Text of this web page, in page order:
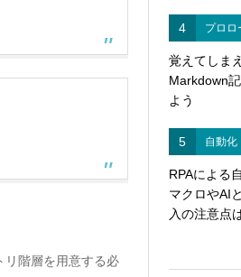
リ階層を用意する必
4 プロロ
覚えてしま
Markdown
よう
5 自動化
RPAによる
マクロやAI
入の注意点